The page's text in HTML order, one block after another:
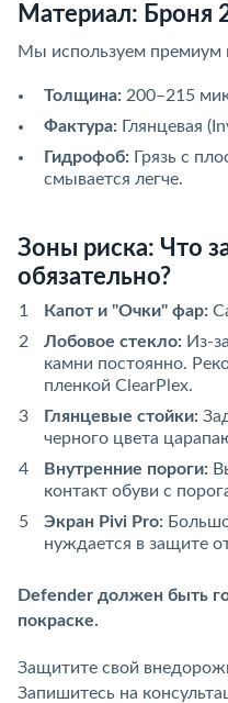
Материал: Броня
Мы используем премиум
Толщина: 200–215
Фактура: Глянцевая
Гидрофоб: Грязь с
смывается легче.
Зоны риска: Что
обязательно?
Капот и "Очки" фар:
Лобовое стекло: Из-
камни постоянно.
пленкой ClearPlex.
Глянцевые стойки:
черного цвета
Внутренние пороги:
контакт обуви с
Экран Pivi Pro:
нуждается в защите
Defender должен быть
покраске.
Защитите свой
Запишитесь на